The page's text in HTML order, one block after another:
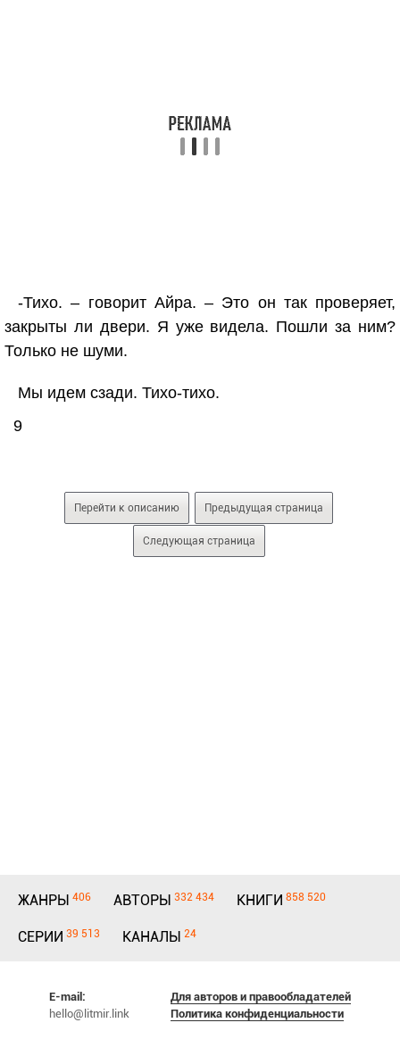
-Тихо. – говорит Айра. – Это он так проверяет,
закрыты ли двери. Я уже видела. Пошли за ним?
Только не шуми.
Мы идем сзади. Тихо-тихо.
9
Перейти к описанию Предыдущая страница
Следующая страница
ЖАНРЫ 406 АВТОРЫ 332 434 КНИГИ 858 520
СЕРИИ 39 513 КАНАЛЫ 24
E-mail:
hello@litmir.link
Для авторов и правообладателей
Политика конфиденциальности